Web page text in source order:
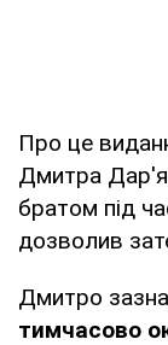
Про це
Дмитра
братом під
дозволив
Дмитро
тимчасово